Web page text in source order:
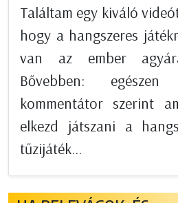
Találtam egy kiváló
hogy a hangszeres
van az ember
Bővebben:
kommentátor szerint
elkezd játszani a
tűzijáték...